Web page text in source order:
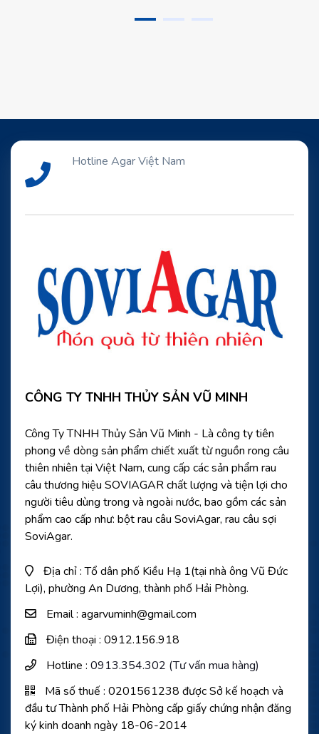
Hotline Agar Việt Nam
CÔNG TY TNHH THỦY SẢN VŨ MINH
Công Ty TNHH Thủy Sản Vũ Minh - Là công ty tiên
phong về dòng sản phẩm chiết xuất từ nguồn rong câu
thiên nhiên tại Việt Nam, cung cấp các sản phẩm rau
câu thương hiệu SOVIAGAR chất lượng và tiện lợi cho
người tiêu dùng trong và ngoài nước, bao gồm các sản
phẩm cao cấp như: bột rau câu SoviAgar, rau câu sợi
SoviAgar.
Địa chỉ : Tổ dân phố Kiều Hạ 1(tại nhà ông Vũ Đức
Lợi), phường An Dương, thành phố Hải Phòng.
Email : agarvuminh@gmail.com
Điện thoại : 0912.156.918
Hotline : 0913.354.302 (Tư vấn mua hàng)
Mã số thuế : 0201561238 được Sở kế hoạch và
đầu tư Thành phố Hải Phòng cấp giấy chứng nhận đăng
ký kinh doanh ngày 18-06-2014